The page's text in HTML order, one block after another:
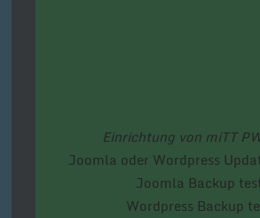
Einrichtung von miTT
Joomla oder Wordpress
Joomla Backup
Wordpress Backup